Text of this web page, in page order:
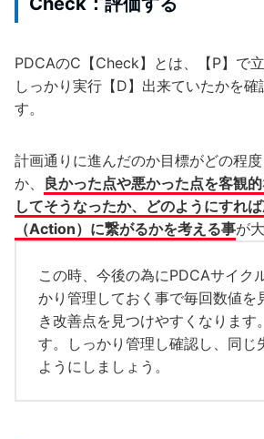
PDCAのC【Check】とは、【P】で
しっかり実行【D】出来ていたかを
す。
計画通りに進んだのか目標がどの程
か、 良かった点や悪かった点を客観
してそうなったか、どのようにすれ
（Action）に繋がるかを考える事が
この時、今後の為にPDCAサイク
かり管理しておく事で毎回数値を
き改善点を見つけやすくなります
す。しっかり管理し確認し、同じ
ようにしましょう。